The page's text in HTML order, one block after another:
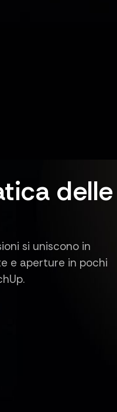
delle
si uniscono in
e aperture in pochi